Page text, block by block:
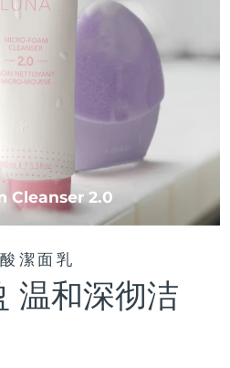
Cleanser 2.0
潔面乳
温和深彻洁
mini
T-zone
go
膚
& balm
備
devices
理
aging skincare
備
mini
device for young skin
light therapy
備
sonic toothbrush
3
Whitening Set
備
aging
anti-aging set
Primer
primer
neck & décolleté LED mask
hand mask
scalp massager
Serum
品
肌膚年輕化
Red Light Therapy
Light Serum
預計送達日期
8/15/26
8/11/26
預計送達日期
8/11/26
預計送達日期8/11/26
預計送達日期 8/11/26